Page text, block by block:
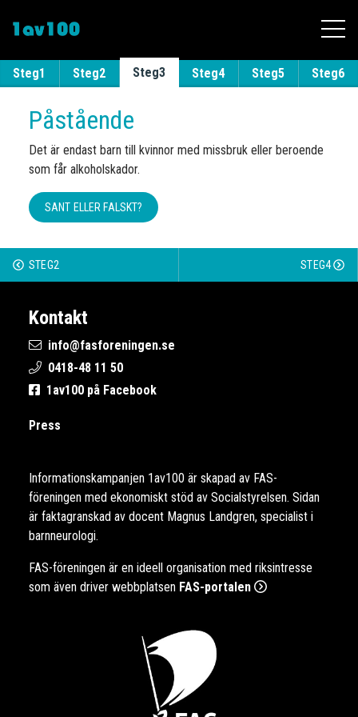
Till innehållet
Steg1 Steg2 Steg3 Steg4 Steg5 Steg6
Påstående
Det är endast barn till kvinnor med missbruk eller beroende
som får alkoholskador.
SANT ELLER FALSKT?
STEG2 STEG4
Kontakt
info@fasforeningen.se
0418-48 11 50
1av100 på Facebook
Press
Informationskampanjen 1av100 är skapad av FAS-
föreningen med ekonomiskt stöd av Socialstyrelsen. Sidan
är faktagranskad av docent Magnus Landgren, specialist i
barnneurologi.
FAS-föreningen är en ideell organisation med riksintresse
som även driver webbplatsen FAS-portalen